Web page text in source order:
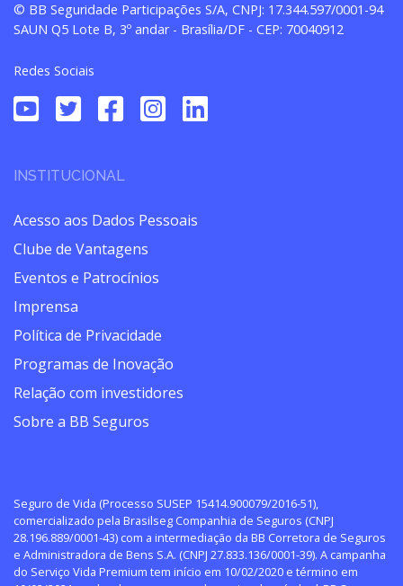
© BB Seguridade Participações S/A, CNPJ: 17.344.597/0001-94
SAUN Q5 Lote B, 3º andar - Brasília/DF - CEP: 70040912
Redes Sociais
INSTITUCIONAL
Acesso aos Dados Pessoais
Clube de Vantagens
Eventos e Patrocínios
Imprensa
Política de Privacidade
Programas de Inovação
Relação com investidores
Sobre a BB Seguros
Seguro de Vida (Processo SUSEP 15414.900079/2016-51),
comercializado pela Brasilseg Companhia de Seguros (CNPJ
28.196.889/0001-43) com a intermediação da BB Corretora de Seguros
e Administradora de Bens S.A. (CNPJ 27.833.136/0001-39). A campanha
do Serviço Vida Premium tem início em 10/02/2020 e término em